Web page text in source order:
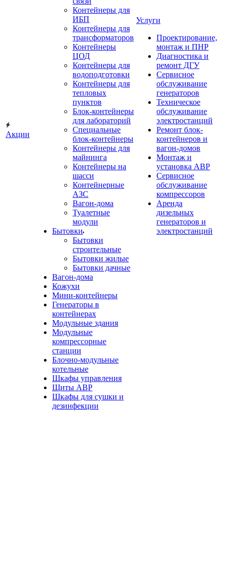
Акции
Контейнеры для
ИБП
Контейнеры для
трансформаторов
Контейнеры
ЦОД
Контейнеры для
водоподготовки
Контейнеры для
тепловых
пунктов
Блок-контейнеры
для лабораторий
Специальные
блок-контейнеры
Контейнеры для
майнинга
Контейнеры на
шасси
Контейнерные
АЗС
Вагон-дома
Туалетные
модули
Бытовки
Бытовки
строительные
Бытовки жилые
Бытовки дачные
Вагон-дома
Кожухи
Мини-контейнеры
Генераторы в
контейнерах
Модульные здания
Модульные
компрессорные
станции
Блочно-модульные
котельные
Шкафы управления
Щиты АВР
Шкафы для сушки и
дезинфекции
Услуги
Проектирование,
монтаж и ПНР
Диагностика и
ремонт ДГУ
Сервисное
обслуживание
генераторов
Техническое
обслуживание
электростанций
Ремонт блок-
контейнеров и
вагон-домов
Монтаж и
установка АВР
Сервисное
обслуживание
компрессоров
Аренда
дизельных
генераторов и
электростанций